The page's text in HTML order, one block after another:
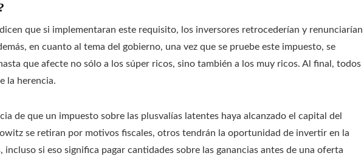
que si implementaran este requisito, los inversores retrocederían y renunciarían
en cuanto al tema del gobierno, una vez que se pruebe este impuesto, se
que afecte no sólo a los súper ricos, sino también a los muy ricos. Al final, todos
la herencia.
de que un impuesto sobre las plusvalías latentes haya alcanzado el capital del
se retiran por motivos fiscales, otros tendrán la oportunidad de invertir en la
si eso significa pagar cantidades sobre las ganancias antes de una oferta